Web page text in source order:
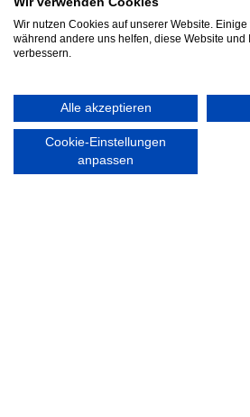
RECHTLICHES
Impressum
Datenschutzerklärung
Wir nutzen Cookies auf unserer Website.
während andere uns helfen, diese Website und
verbessern.
Alle akzeptieren
Cookie-Einstellungen
anpassen